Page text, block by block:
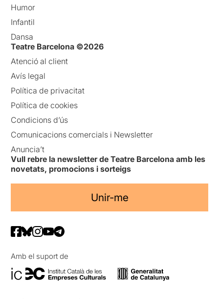
Humor
Infantil
Dansa
Teatre Barcelona ©2026
Atenció al client
Avís legal
Política de privacitat
Política de cookies
Condicions d’ús
Comunicacions comercials i Newsletter
Anuncia’t
Vull rebre la newsletter de Teatre Barcelona amb les
novetats, promocions i sorteigs
Unir-me
Amb el suport de